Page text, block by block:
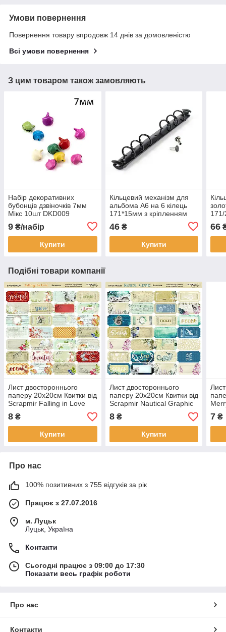
Умови повернення
Повернення товару впродовж 14 днів за домовленістю
Всі умови повернення
З цим товаром також замовляють
Набір декоративних
бубонців дзвіночків 7мм
Мікс 10шт DKD009
9 ₴/набір
Купити
Кільцевий механізм для
альбома А6 на 6 кілець
171*15мм з кріпленням
46₴
Купити
66
Подібні товари компанії
Лист двостороннього
паперу 20х20см Квитки від
Scrapmir Falling in Love
1шт SM5800026
8 ₴
Купити
Лист двостороннього
паперу 20х20см Квитки від
Scrapmir Nautical Graphic
1шт SM5700026
8₴
Купити
7 ₴
Про нас
100% позитивних з 755 відгуків за рік
Працює з 27.07.2016
м. Луцьк
Луцьк, Україна
Контакти
Сьогодні працює з 09:00 до 17:30
Показати весь графік роботи
Про нас
Контакти